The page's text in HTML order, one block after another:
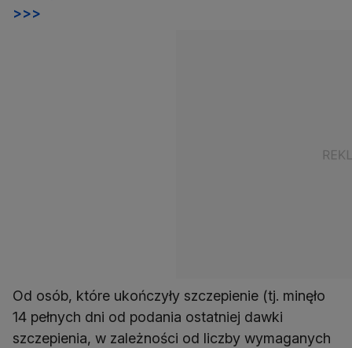
>>>
Od osób, które ukończyły szczepienie (tj. minęło
14 pełnych dni od podania ostatniej dawki
szczepienia, w zależności od liczby wymaganych